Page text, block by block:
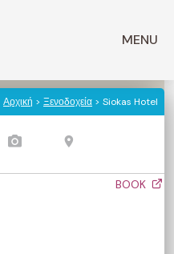
MENU
Αρχική > Ξενοδοχεία > Siokas Hotel
BOOK